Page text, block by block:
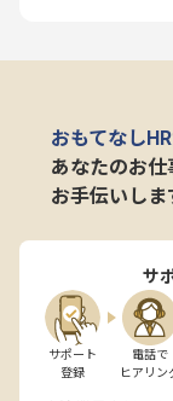
おもてなしHR
あなたのお仕
お手伝いしま
サ
サポート
登録
電話で
ヒアリン